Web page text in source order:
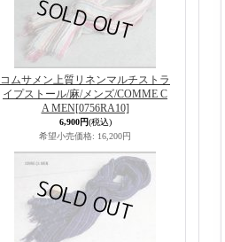
コムサメン上質リネンマルチストラ
イプストール/麻/メンズ/COMME C
A MEN[0756RA10]
6,900円(税込)
希望小売価格: 16,200円